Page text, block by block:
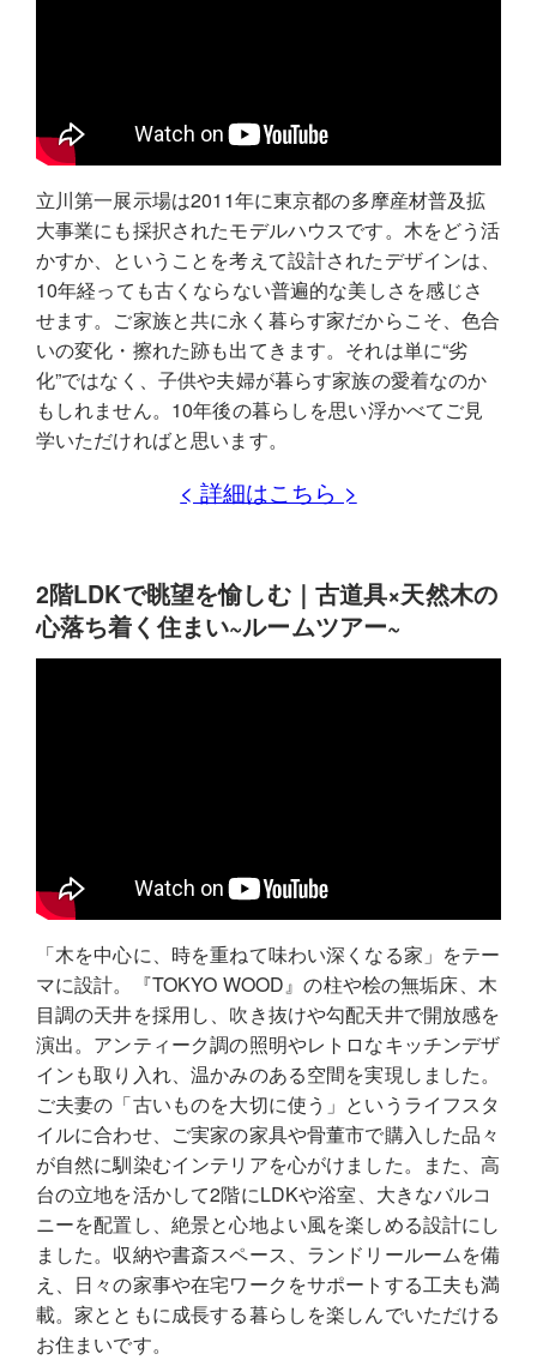
立川第一展示場は2011年に東京都の多摩産材普及拡
大事業にも採択されたモデルハウスです。木をどう活
かすか、ということを考えて設計されたデザインは、
10年経っても古くならない普遍的な美しさを感じさ
せます。ご家族と共に永く暮らす家だからこそ、色合
いの変化・擦れた跡も出てきます。それは単に“劣
化”ではなく、子供や夫婦が暮らす家族の愛着なのか
もしれません。10年後の暮らしを思い浮かべてご見
学いただければと思います。
< 詳細はこちら >
2階LDKで眺望を愉しむ｜古道具×天然木の
心落ち着く住まい~ルームツアー~
「木を中心に、時を重ねて味わい深くなる家」をテー
マに設計。『TOKYO WOOD』の柱や桧の無垢床、木
目調の天井を採用し、吹き抜けや勾配天井で開放感を
演出。アンティーク調の照明やレトロなキッチンデザ
インも取り入れ、温かみのある空間を実現しました。
ご夫妻の「古いものを大切に使う」というライフスタ
イルに合わせ、ご実家の家具や骨董市で購入した品々
が自然に馴染むインテリアを心がけました。また、高
台の立地を活かして2階にLDKや浴室、大きなバルコ
ニーを配置し、絶景と心地よい風を楽しめる設計にし
ました。収納や書斎スペース、ランドリールームを備
え、日々の家事や在宅ワークをサポートする工夫も満
載。家とともに成長する暮らしを楽しんでいただける
お住まいです。